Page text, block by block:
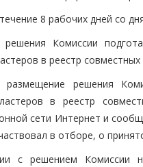
8 рабочих дней со
Комиссии
в реестр совместных
размещение решения
в реестр
сети Интернет и
в отборе, о
с решением Комиссии